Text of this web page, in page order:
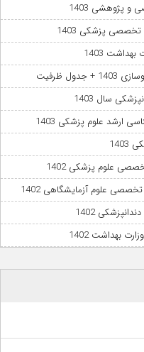
پژوهشی 1403
پزشکی 1403
1403
ظرفیت
سال 1403
ارشد علوم پزشکی 1403
علوم پزشکی 1402
علوم آزمایشگاهی 1402
1402
بهداشت 1402